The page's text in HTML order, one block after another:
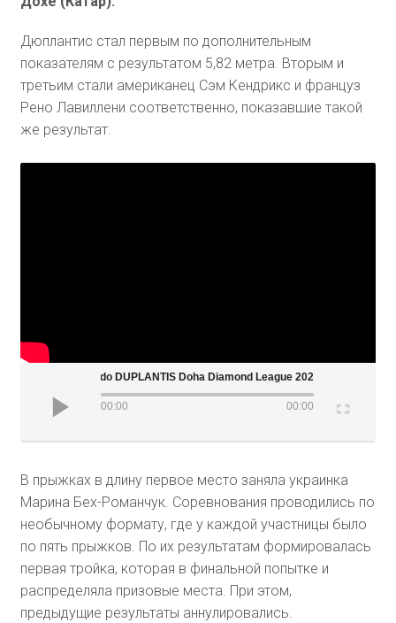
Дюплантис стал первым по дополнительным
показателям с результатом 5,82 метра. Вторым и
третьим стали американец Сэм Кендрикс и француз
Рено Лавиллени соответственно, показавшие такой
же результат.
Mondo DUPLANTIS Doha Diamond League 2020
00:00 00:00
В прыжках в длину первое место заняла украинка
Марина Бех-Романчук. Соревнования проводились по
необычному формату, где у каждой участницы было
по пять прыжков. По их результатам формировалась
первая тройка, которая в финальной попытке и
распределяла призовые места. При этом,
предыдущие результаты аннулировались.